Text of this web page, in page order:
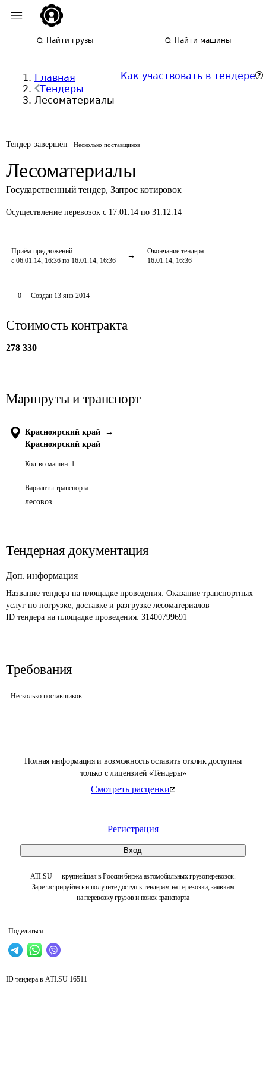
Найти грузы Найти машины
Главная
Тендеры
Лесоматериалы
Как участвовать в тендере
Тендер завершён Несколько поставщиков
Лесоматериалы
Государственный тендер, Запрос котировок
Осуществление перевозок с 17.01.14 по 31.12.14
Приём предложений
с 06.01.14, 16:36 по 16.01.14, 16:36
Окончание тендера
16.01.14, 16:36
Полная информация и возможность оставить отклик доступны
только с лицензией «Тендеры»
Смотреть расценки
Регистрация
Вход
ATI.SU — крупнейшая в России биржа автомобильных грузоперевозок.
Зарегистрируйтесь и получите доступ к тендерам на перевозки, заявкам
на перевозку грузов и поиск транспорта
Поделиться
0 Создан 13 янв 2014
Стоимость контракта
278 330
Маршруты и транспорт
Красноярский край
→
Красноярский край
Кол-во машин: 1
Варианты транспорта
лесовоз
Тендерная документация
Доп. информация
Название тендера на площадке проведения: Оказание транспортных
услуг по погрузке, доставке и разгрузке лесоматериалов
ID тендера на площадке проведения: 31400799691
Требования
Несколько поставщиков
ID тендера в ATI.SU 16511